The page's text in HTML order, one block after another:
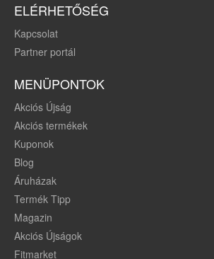
ELÉRHETŐSÉG
Kapcsolat
Partner portál
MENÜPONTOK
Akciós Újság
Akciós termékek
Kuponok
Blog
Áruházak
Termék Tipp
Magazin
Akciós Újságok
Fitmarket